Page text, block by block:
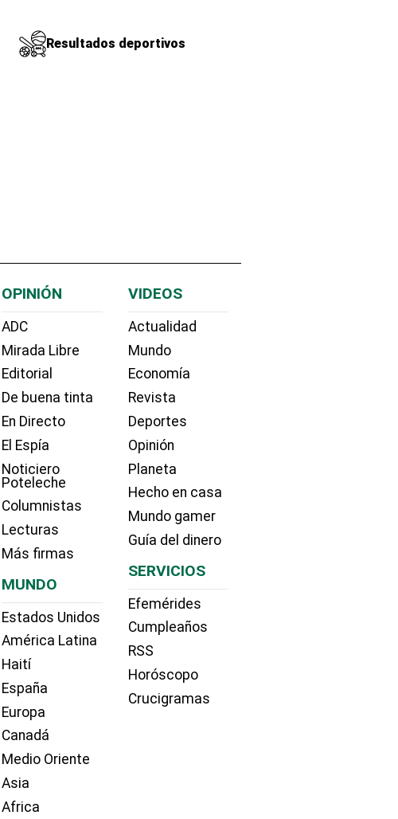
Resultados deportivos
OPINIÓN
ADC
Mirada Libre
Editorial
De buena tinta
En Directo
El Espía
Noticiero
Poteleche
Columnistas
Lecturas
Más firmas
MUNDO
Estados Unidos
América Latina
Haití
España
Europa
Canadá
Medio Oriente
Asia
Africa
VIDEOS
Actualidad
Mundo
Economía
Revista
Deportes
Opinión
Planeta
Hecho en casa
Mundo gamer
Guía del dinero
SERVICIOS
Efemérides
Cumpleaños
RSS
Horóscopo
Crucigramas